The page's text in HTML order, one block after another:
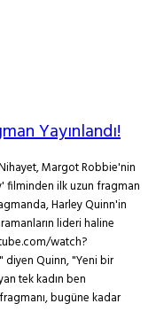
Yayınlandı!
Margot Robbie'nin
filminden ilk uzun fragman
Harley Quinn'in
lideri haline
watch?
diyen Quinn, "Yeni bir
tek kadın ben
bugüne kadar